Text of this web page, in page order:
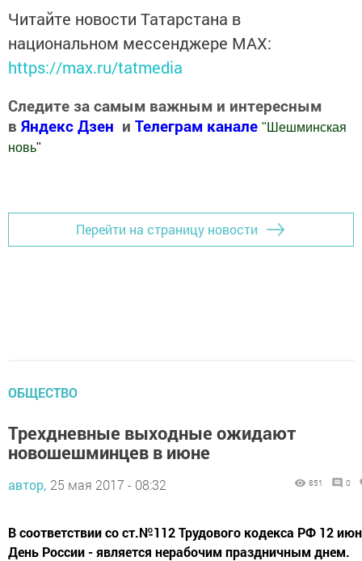
Читайте новости Татарстана в
национальном мессенджере MАХ:
https://max.ru/tatmedia
Следите за самым важным и интересным
в Яндекс Дзен и Телеграм канале " Шешминская
новь"
Перейти на страницу новости
ОБЩЕСТВО
Трехдневные выходные ожидают
новошешминцев в июне
автор, 25 мая 2017 - 08:32 851 0
В соответствии со ст.№112 Трудового кодекса РФ 12
День России - является нерабочим праздничным днем.